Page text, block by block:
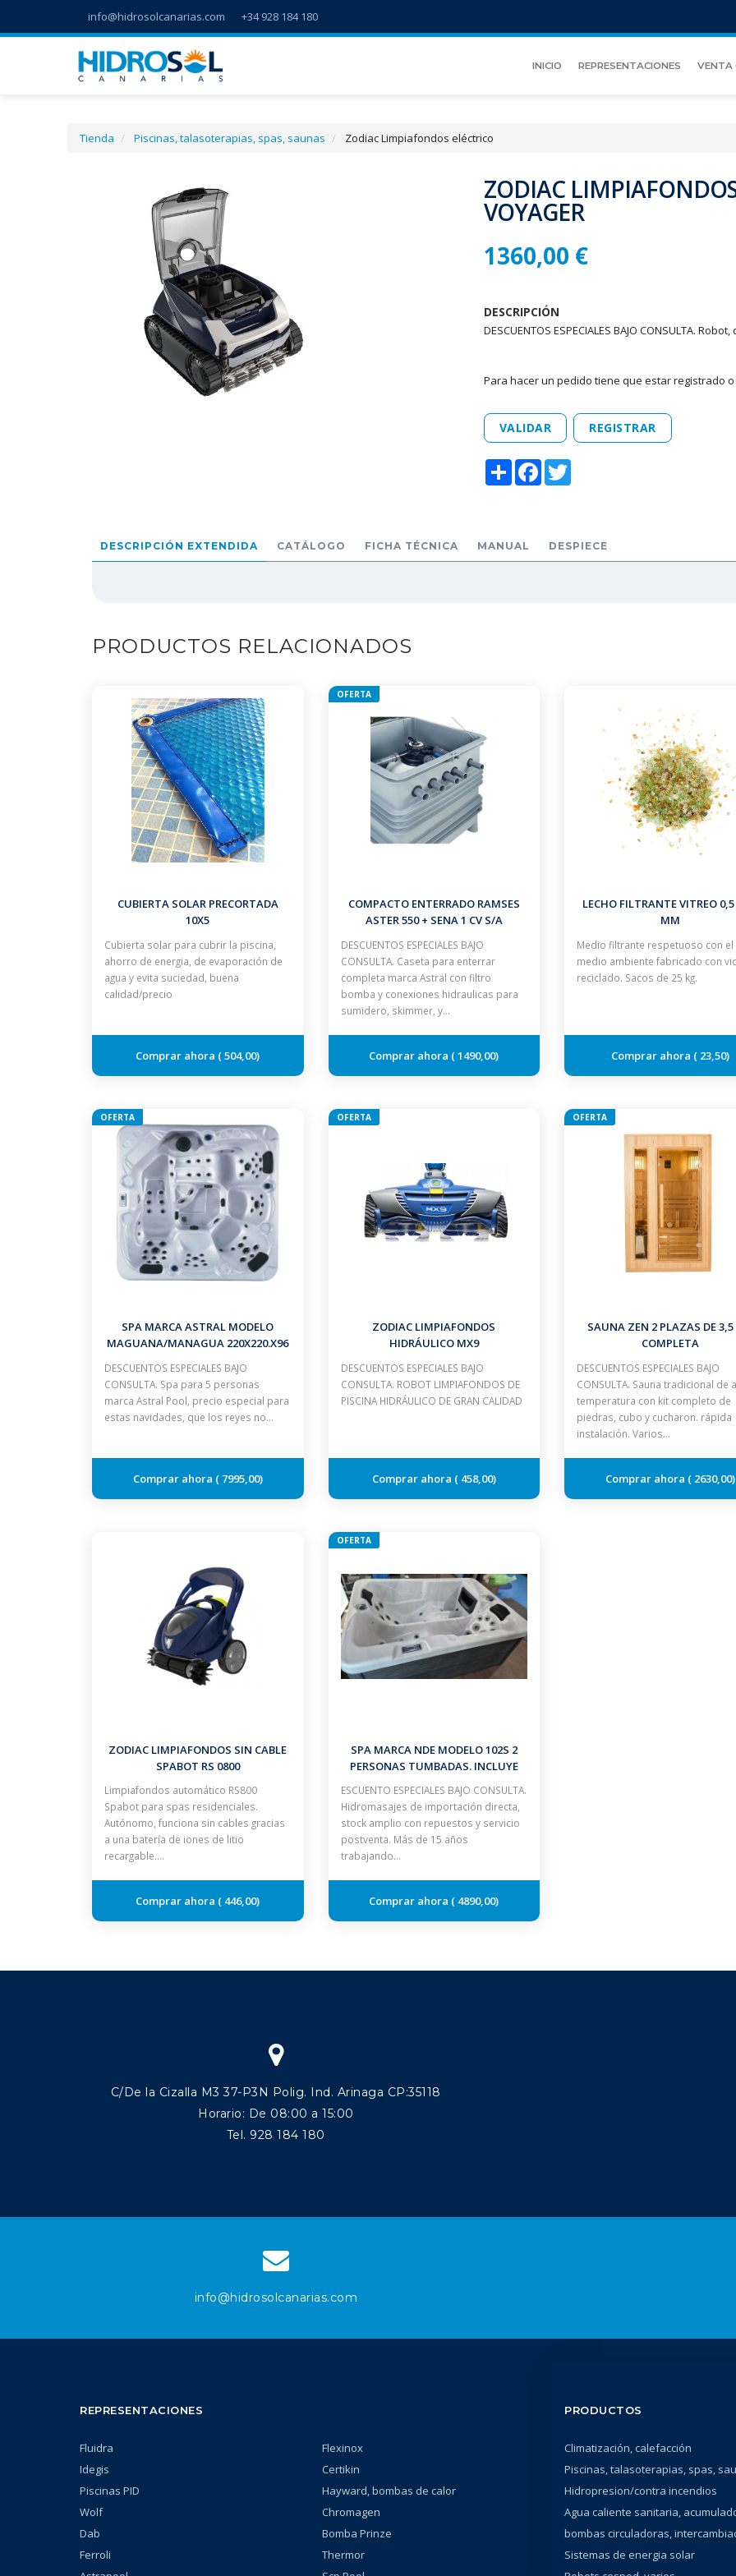
info@hidrosolcanarias.com +34 928 184 180
INICIO REPRESENTACIONES VENTA
Tienda Piscinas, talasoterapias, spas, saunas Zodiac Limpiafondos eléctrico
ZODIAC
VOYAGER
1360,00 €
DESCRIPCIÓN
DESCUENTOS ESPECIALES BAJO CONSULTA.
Para hacer un pedido tiene que estar registrado
VALIDAR REGISTRAR
ShareFacebookTwitter
DESCRIPCIÓN EXTENDIDA CATÁLOGO FICHA TÉCNICA MANUAL DESPIECE
PRODUCTOS RELACIONADOS
CUBIERTA SOLAR PRECORTADA
10X5
Cubierta solar para cubrir la piscina,
ahorro de energia, de evaporación de
agua y evita suciedad, buena
calidad/precio
504,00
OFERTA
COMPACTO ENTERRADO RAMSES
ASTER 550 + SENA 1 CV S/A
DESCUENTOS ESPECIALES BAJO
CONSULTA. Caseta para enterrar
completa marca Astral con filtro
bomba y conexiones hidraulicas para
sumidero, skimmer, y…
1490,00
LECHO FILTRANTE VITREO
MM
Medio filtrante respetuoso con el
medio ambiente fabricado con
reciclado. Sacos de 25 kg.
23,50
OFERTA
SPA MARCA ASTRAL MODELO
MAGUANA/MANAGUA 220X220.X96
CON ESCALERA Y CUBIERTA
DESCUENTOS ESPECIALES BAJO
CONSULTA. Spa para 5 personas
marca Astral Pool, precio especial para
estas navidades, que los reyes no…
7995,00
OFERTA
ZODIAC LIMPIAFONDOS
HIDRÁULICO MX9
DESCUENTOS ESPECIALES BAJO
CONSULTA. ROBOT LIMPIAFONDOS DE
PISCINA HIDRÁULICO DE GRAN CALIDAD
458,00
OFERTA
SAUNA ZEN 2 PLAZAS DE 3,5
COMPLETA
DESCUENTOS ESPECIALES BAJO
CONSULTA. Sauna tradicional de
temperatura con kit completo de
piedras, cubo y cucharon. rápida
instalación. Varios…
2630,00
ZODIAC LIMPIAFONDOS SIN CABLE
SPABOT RS 0800
Limpiafondos automático RS800
Spabot para spas residenciales.
Autónomo, funciona sin cables gracias
a una batería de iones de litio
recargable.…
446,00
OFERTA
SPA MARCA NDE MODELO 102S 2
PERSONAS TUMBADAS. INCLUYE
ESCUENTO ESPECIALES BAJO CONSULTA.
Hidromasajes de importación directa,
stock amplio con repuestos y servicio
postventa. Más de 15 años
trabajando…
4890,00
C/De la Cizalla M3 37-P3N Polig. Ind. Arinaga CP:35118
Horario: De 08:00 a 15:00
Tel. 928 184 180
info@hidrosolcanarias.com
REPRESENTACIONES
Fluidra
Flexinox
Idegis
Certikin
Piscinas PID
Hayward, bombas de calor
Wolf
Chromagen
Dab
Bomba Prinze
Ferroli
Thermor
PRODUCTOS
Climatización, calefacción
Piscinas, talasoterapias, spas,
Hidropresion/contra incendios
Agua caliente sanitaria,
bombas circuladoras,
Sistemas de energia solar